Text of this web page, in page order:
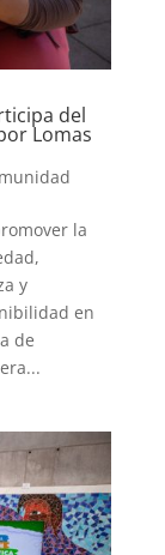
del
Lomas
la
y
en
de